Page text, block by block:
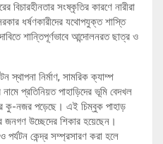
বিচারহীনতার সংষ্কৃতির কারণে নারীরা
ধর্ষণকারীদের যথোপযুক্ত শাস্তি
শান্তিপূর্ণভাবে আন্দোলনরত ছাত্র ও
স্থাপনা নির্মাণ, সামরিক ক্যাম্প
প্রতিনিয়ত পাহাড়িদের ভূমি বেদখল
কু-নজর পড়েছে। এই চিম্বুক পাহাড়
উচ্ছেদের শিকার হয়েছেন।
পর্যটন কেন্দ্র সম্প্রসারণ করা হলে